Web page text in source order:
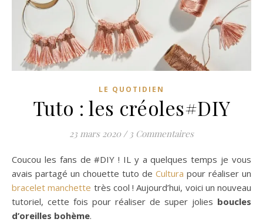
LE QUOTIDIEN
Tuto : les créoles#DIY
23 mars 2020 / 3 Commentaires
Coucou les fans de #DIY ! IL y a quelques temps je vous
avais partagé un chouette tuto de Cultura pour réaliser un
bracelet manchette très cool ! Aujourd’hui, voici un nouveau
tutoriel, cette fois pour réaliser de super jolies boucles
d’oreilles bohème.